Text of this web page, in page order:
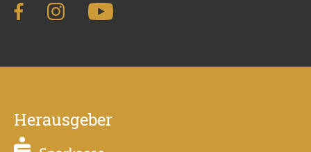
Herausgeber